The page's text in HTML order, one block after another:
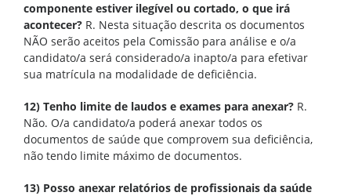
componente estiver ilegível ou cortado, o que irá
acontecer? R. Nesta situação descrita os documentos
NÃO serão aceitos pela Comissão para análise e o/a
candidato/a será considerado/a inapto/a para efetivar
sua matrícula na modalidade de deficiência.
12) Tenho limite de laudos e exames para anexar? R.
Não. O/a candidato/a poderá anexar todos os
documentos de saúde que comprovem sua deficiência,
não tendo limite máximo de documentos.
13) Posso anexar relatórios de profissionais da saúde